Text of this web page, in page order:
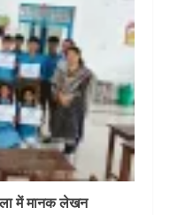
में मानक लेखन